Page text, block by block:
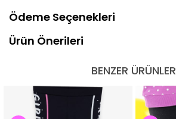
Ödeme Seçenekleri
Ürün Önerileri
BENZER ÜRÜNLER